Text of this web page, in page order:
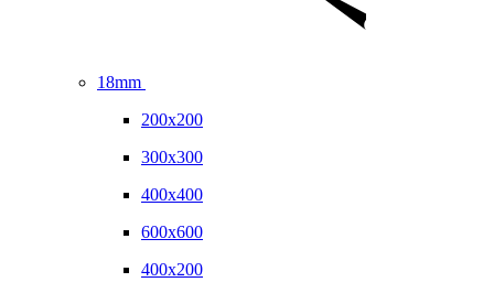
18mm
200x200
300x300
400x400
600x600
400x200